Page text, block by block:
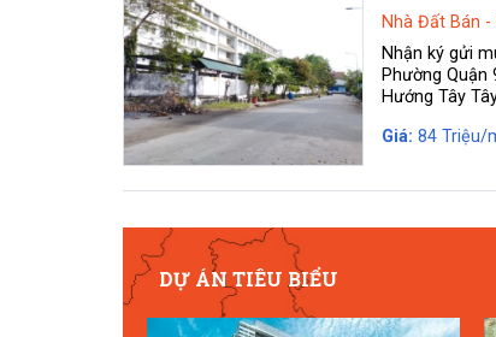
Nhà Đất Bán -
Nhận ký gửi
Phường
Hướng Tây
Giá: 84 Triệu/
DỰ ÁN TIÊU BIỂU